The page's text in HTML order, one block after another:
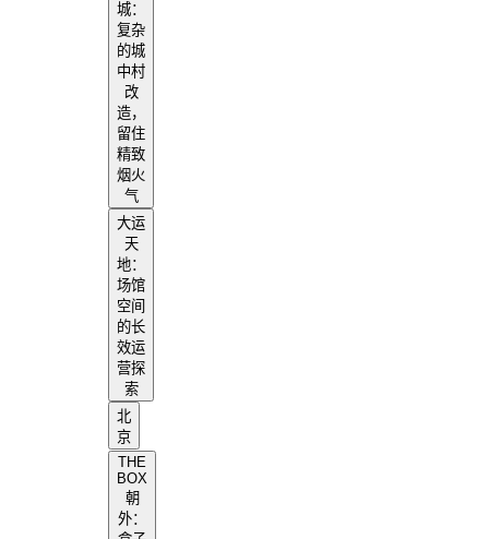
城：
复杂
的城
中村
改
造，
留住
精致
烟火
气
大运
天
地：
场馆
空间
的长
效运
营探
索
北
京
THE
BOX
朝
外：